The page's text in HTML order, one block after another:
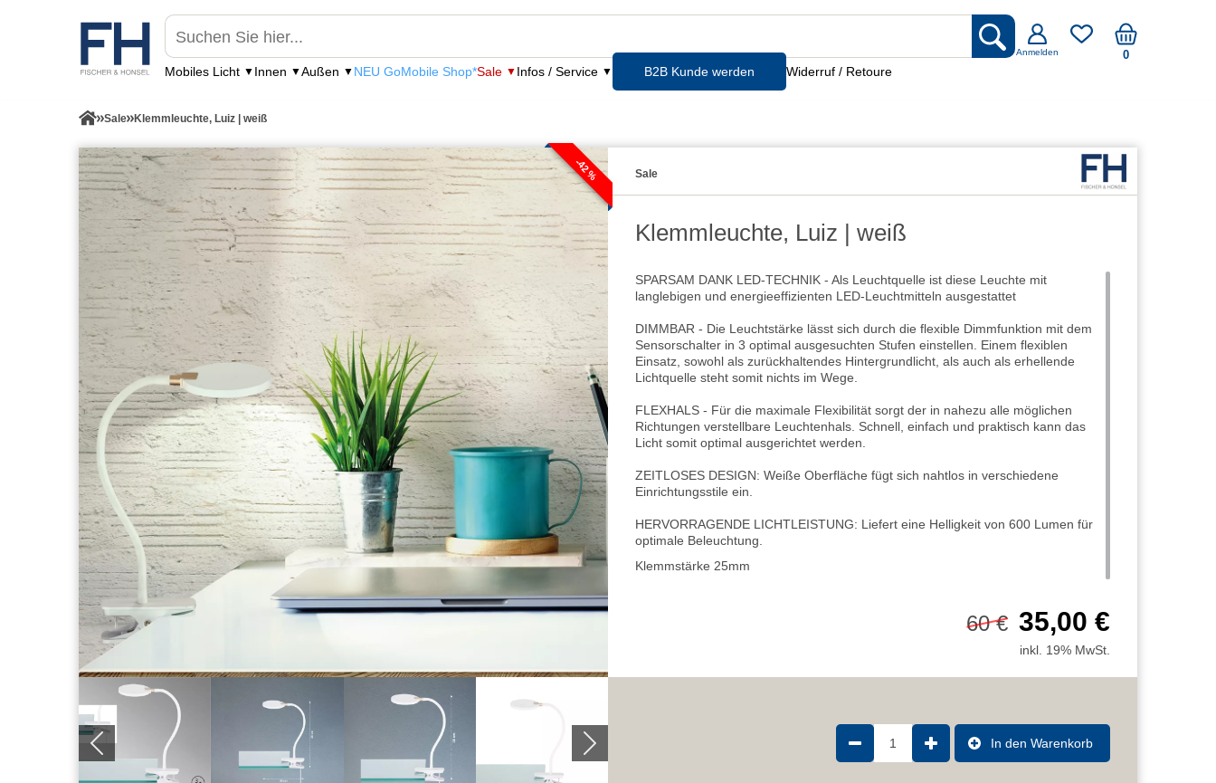
Anmelden 0
Mobiles Licht Innen Außen NEU GoMobile Shop*Sale Infos / Service B2B Kunde werden Widerruf / Retoure
Sale Klemmleuchte, Luiz | weiß
-42 % Sale
Klemmleuchte, Luiz | weiß
SPARSAM DANK LED-TECHNIK - Als Leuchtquelle ist diese Leuchte mit
langlebigen und energieeffizienten LED-Leuchtmitteln ausgestattet
DIMMBAR - Die Leuchtstärke lässt sich durch die flexible Dimmfunktion mit dem
Sensorschalter in 3 optimal ausgesuchten Stufen einstellen. Einem flexiblen
Einsatz, sowohl als zurückhaltendes Hintergrundlicht, als auch als erhellende
Lichtquelle steht somit nichts im Wege.
FLEXHALS - Für die maximale Flexibilität sorgt der in nahezu alle möglichen
Richtungen verstellbare Leuchtenhals. Schnell, einfach und praktisch kann das
Licht somit optimal ausgerichtet werden.
ZEITLOSES DESIGN: Weiße Oberfläche fügt sich nahtlos in verschiedene
Einrichtungsstile ein.
HERVORRAGENDE LICHTLEISTUNG: Liefert eine Helligkeit von 600 Lumen für
optimale Beleuchtung.
Klemmstärke 25mm
60 € 35,00 €
inkl. 19% MwSt.
1 In den Warenkorb